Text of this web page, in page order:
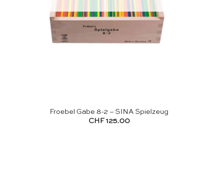
Froebel Gabe 8-2 – SINA Spielzeug
CHF 125.00